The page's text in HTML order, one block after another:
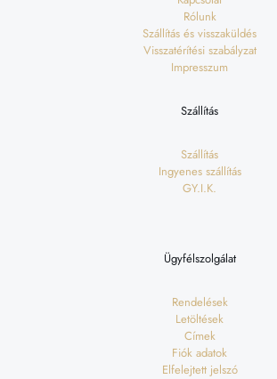
Rólunk
Szállítás és visszaküldés
Visszatérítési szabályzat
Impresszum
Szállítás
Szállítás
Ingyenes szállítás
GY.I.K.
Ügyfélszolgálat
Rendelések
Letöltések
Címek
Fiók adatok
Elfelejtett jelszó